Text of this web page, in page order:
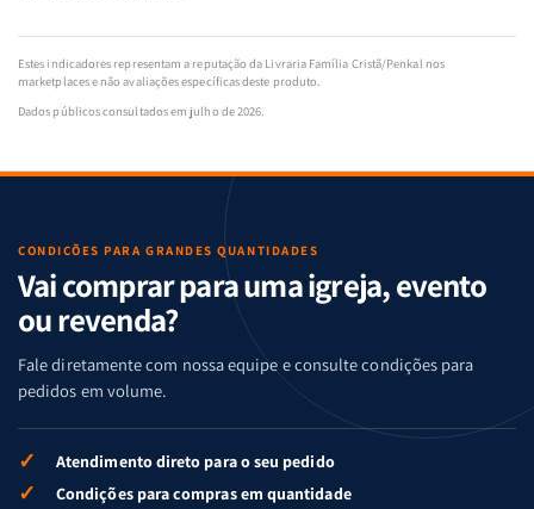
Estes indicadores representam a reputação da Livraria Família Cristã/Penkal nos
marketplaces e não avaliações específicas deste produto.
Dados públicos consultados em julho de 2026.
CONDIÇÕES PARA GRANDES QUANTIDADES
Vai comprar para uma igreja, evento
ou revenda?
Fale diretamente com nossa equipe e consulte condições para
pedidos em volume.
✓ Atendimento direto para o seu pedido
✓ Condições para compras em quantidade